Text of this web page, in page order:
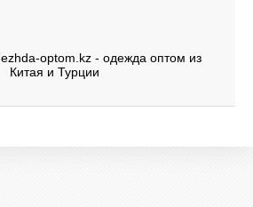
optom.kz - одежда оптом из
Китая и Турции